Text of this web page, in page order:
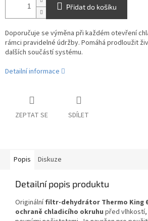
Přidat do košíku
Doporučuje se výměna při každém otevření
rámci pravidelné údržby. Pomáhá prodloužit
dalších součástí systému.
Detailní informace
ZEPTAT SE SDÍLET
Popis Diskuze
Detailní popis produktu
Originálnífiltr-dehydrátor Thermo King
ochraně chladicího okruhu před vlhkostí,